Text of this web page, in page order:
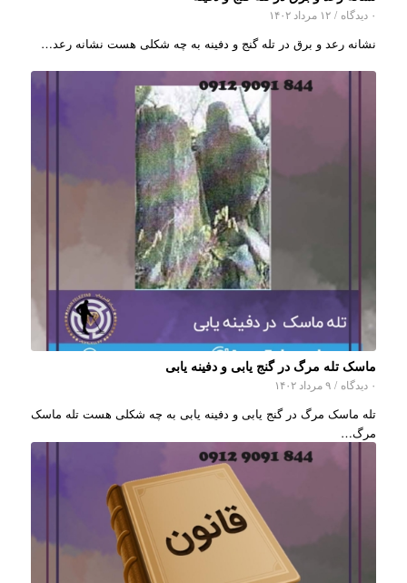
۰ دیدگاه / ۱۲ مرداد ۱۴۰۲
نشانه رعد و برق در تله گنج و دفینه به چه شکلی هست نشانه رعد…
ماسک تله مرگ در گنج یابی و دفینه یابی
۰ دیدگاه / ۹ مرداد ۱۴۰۲
تله ماسک مرگ در گنج یابی و دفینه یابی به چه شکلی هست تله ماسک
مرگ…